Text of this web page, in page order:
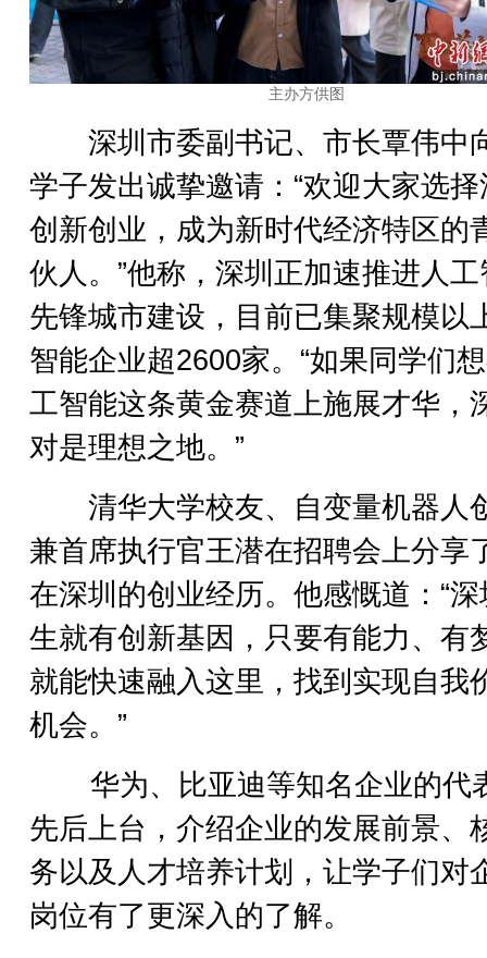
主办方供图
深圳市委副书记、市长覃伟中
学子发出诚挚邀请：“欢迎大家选
创新创业，成为新时代经济特区的
伙人。”他称，深圳正加速推进人
先锋城市建设，目前已集聚规模以
智能企业超2600家。“如果同学们
工智能这条黄金赛道上施展才华，
对是理想之地。”
清华大学校友、自变量机器人
兼首席执行官王潜在招聘会上分享
在深圳的创业经历。他感慨道：“
生就有创新基因，只要有能力、有
就能快速融入这里，找到实现自我
机会。”
华为、比亚迪等知名企业的代
先后上台，介绍企业的发展前景、
务以及人才培养计划，让学子们对
岗位有了更深入的了解。